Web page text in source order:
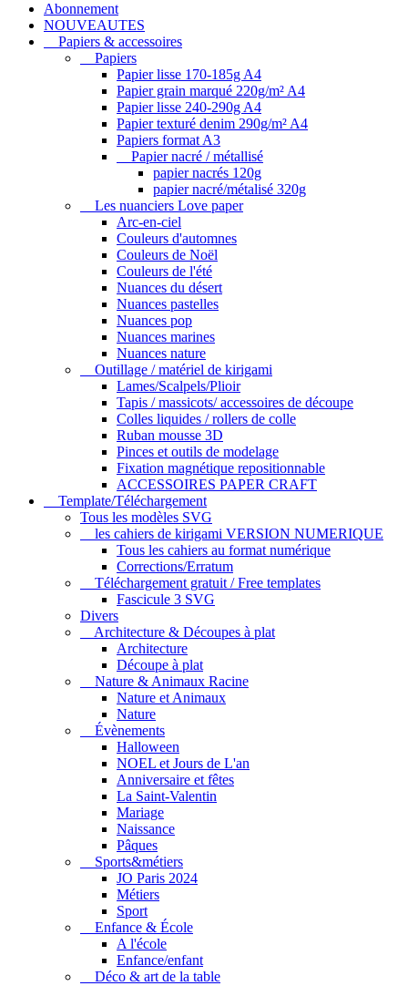
Abonnement
NOUVEAUTES
Papiers & accessoires
Papiers
Papier lisse 170-185g A4
Papier grain marqué 220g/m² A4
Papier lisse 240-290g A4
Papier texturé denim 290g/m² A4
Papiers format A3
Papier nacré / métallisé
papier nacrés 120g
papier nacré/métalisé 320g
Les nuanciers Love paper
Arc-en-ciel
Couleurs d'automnes
Couleurs de Noël
Couleurs de l'été
Nuances du désert
Nuances pastelles
Nuances pop
Nuances marines
Nuances nature
Outillage / matériel de kirigami
Lames/Scalpels/Plioir
Tapis / massicots/ accessoires de découpe
Colles liquides / rollers de colle
Ruban mousse 3D
Pinces et outils de modelage
Fixation magnétique repositionnable
ACCESSOIRES PAPER CRAFT
Template/Téléchargement
Tous les modèles SVG
les cahiers de kirigami VERSION NUMERIQUE
Tous les cahiers au format numérique
Corrections/Erratum
Téléchargement gratuit / Free templates
Fascicule 3 SVG
Divers
Architecture & Découpes à plat
Architecture
Découpe à plat
Nature & Animaux Racine
Nature et Animaux
Nature
Évènements
Halloween
NOEL et Jours de L'an
Anniversaire et fêtes
La Saint-Valentin
Mariage
Naissance
Pâques
Sports&métiers
JO Paris 2024
Métiers
Sport
Enfance & École
A l'école
Enfance/enfant
Déco & art de la table